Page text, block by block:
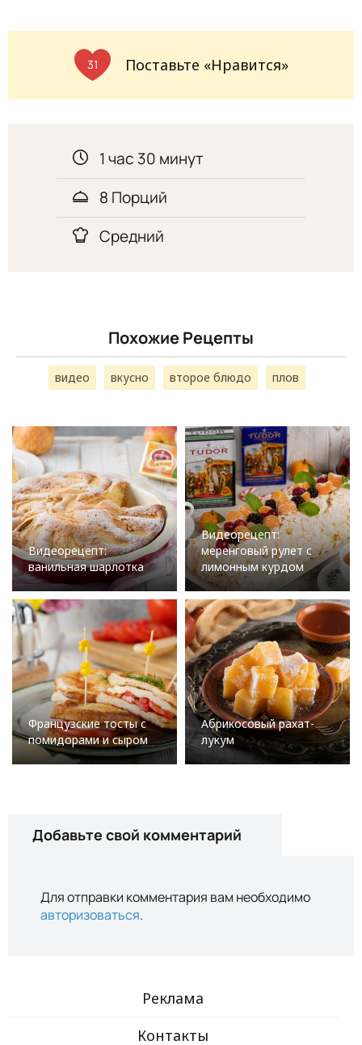
31 Поставьте «Нравится»
1 час 30 минут
8 Порций
Средний
Похожие Рецепты
видео вкусно второе блюдо плов
Видеорецепт:
ванильная шарлотка
Видеорецепт:
меренговый рулет с
лимонным курдом
Французские тосты с
помидорами и сыром
Абрикосовый рахат-
лукум
Добавьте свой комментарий
Для отправки комментария вам необходимо
авторизоваться.
Реклама
Контакты